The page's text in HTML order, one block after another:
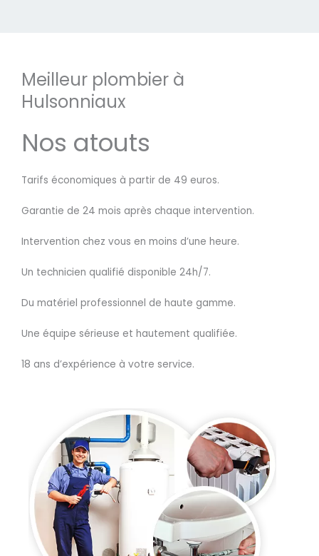
Meilleur plombier à
Hulsonniaux
Nos atouts
Tarifs économiques à partir de 49 euros.
Garantie de 24 mois après chaque intervention.
Intervention chez vous en moins d’une heure.
Un technicien qualifié disponible 24h/7.
Du matériel professionnel de haute gamme.
Une équipe sérieuse et hautement qualifiée.
18 ans d’expérience à votre service.